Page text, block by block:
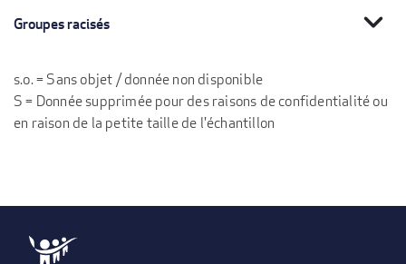
Groupes racisés expand_more
s.o. = Sans objet / donnée non disponible
S = Donnée supprimée pour des raisons de confidentialité ou
en raison de la petite taille de l'échantillon